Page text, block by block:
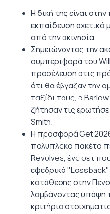
Η δική της είναι
εκπαίδευση σχετικά
από την ακινησία.
Σημειώνοντας την
συμπεριφορά του
προσέλευση στις
ότι θα έβγαζαν την
ταξίδι τους, ο
ζήτησαν τις
Smith.
Η προσφορά Get
πολύπλοκο πακέτο
Revolves, ένα σετ
εφεδρικό
κατάθεσης στην
λαμβάνοντας υπόψη
κριτήρια